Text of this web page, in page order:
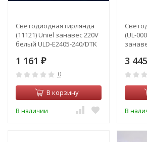
Светодиодная гирлянда
(11121) Uniel занавес 220V
белый ULD-E2405-240/DTK
1 161 ₽
0
В корзину
В наличии
(UL-
BLUE
3 445
В